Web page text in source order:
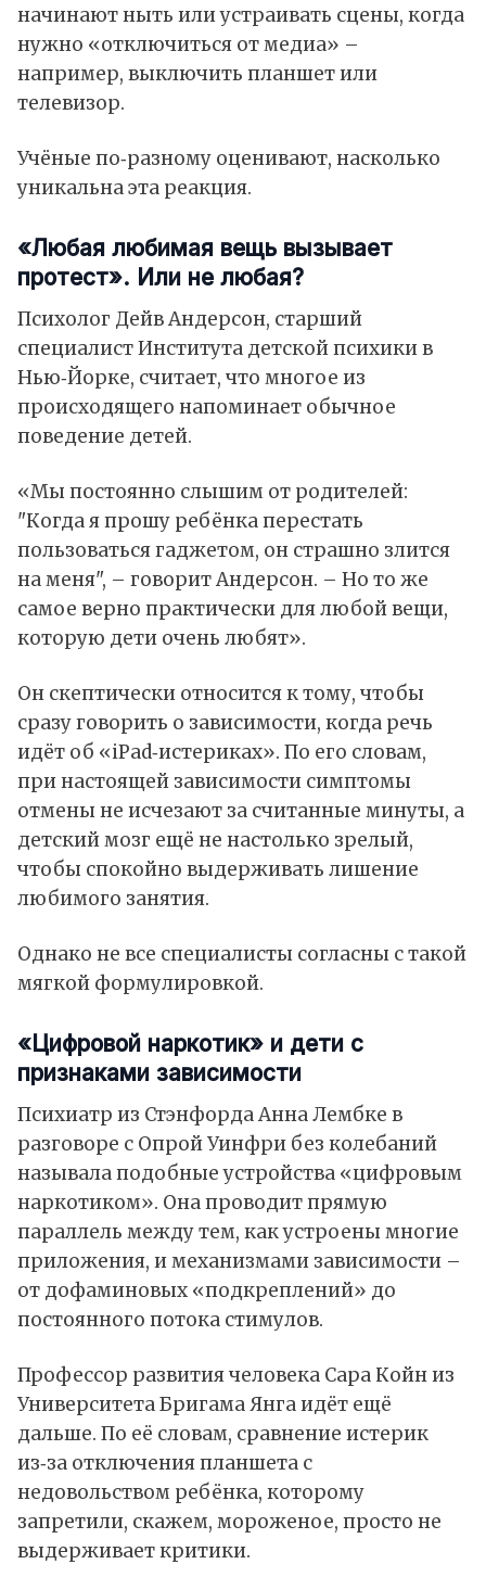
начинают ныть или устраивать сцены, когда
нужно «отключиться от медиа» –
например, выключить планшет или
телевизор.
Учёные по‑разному оценивают, насколько
уникальна эта реакция.
«Любая любимая вещь вызывает
протест». Или не любая?
Психолог Дейв Андерсон, старший
специалист Института детской психики в
Нью‑Йорке, считает, что многое из
происходящего напоминает обычное
поведение детей.
«Мы постоянно слышим от родителей:
"Когда я прошу ребёнка перестать
пользоваться гаджетом, он страшно злится
на меня", – говорит Андерсон. – Но то же
самое верно практически для любой вещи,
которую дети очень любят».
Он скептически относится к тому, чтобы
сразу говорить о зависимости, когда речь
идёт об «iPad‑истериках». По его словам,
при настоящей зависимости симптомы
отмены не исчезают за считанные минуты, а
детский мозг ещё не настолько зрелый,
чтобы спокойно выдерживать лишение
любимого занятия.
Однако не все специалисты согласны с такой
мягкой формулировкой.
«Цифровой наркотик» и дети с
признаками зависимости
Психиатр из Стэнфорда Анна Лембке в
разговоре с Опрой Уинфри без колебаний
называла подобные устройства «цифровым
наркотиком». Она проводит прямую
параллель между тем, как устроены многие
приложения, и механизмами зависимости –
от дофаминовых «подкреплений» до
постоянного потока стимулов.
Профессор развития человека Сара Койн из
Университета Бригама Янга идёт ещё
дальше. По её словам, сравнение истерик
из‑за отключения планшета с
недовольством ребёнка, которому
запретили, скажем, мороженое, просто не
выдерживает критики.